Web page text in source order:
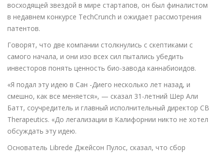
восходящей звездой в мире стартапов, он был финалистом
в недавнем конкурсе TechCrunch и ожидает рассмотрения
патентов.
Говорят, что две компании столкнулись с скептиками с
самого начала, и они изо всех сил пытались убедить
инвесторов понять ценность био-завода каннабиоидов.
«Я подал эту идею в Сан -Диего несколько лет назад, и
смешно, как все меняется», — сказал 31-летний Шер Али
Батт, соучредитель и главный исполнительный директор CB
Therapeutics. «До легализации в Калифорнии никто не хотел
обсуждать эту идею.
Основатель Librede Джейсон Пулос, сказал, что сбор